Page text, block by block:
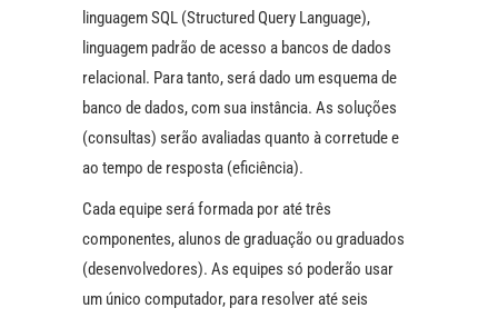
linguagem SQL (Structured Query Language),
linguagem padrão de acesso a bancos de dados
relacional. Para tanto, será dado um esquema de
banco de dados, com sua instância. As soluções
(consultas) serão avaliadas quanto à corretude e
ao tempo de resposta (eficiência).
Cada equipe será formada por até três
componentes, alunos de graduação ou graduados
(desenvolvedores). As equipes só poderão usar
um único computador, para resolver até seis